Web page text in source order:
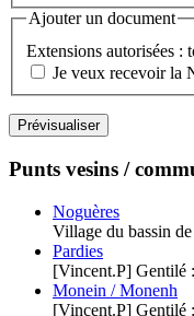
Ajouter un document
Extensions autorisées :
Je veux recevoir la
Punts vesins /
Noguères
Village du bassin
Pardies
[Vincent.P] Gentilé
Monein / Monenh
[Vincent.P] Gentilé